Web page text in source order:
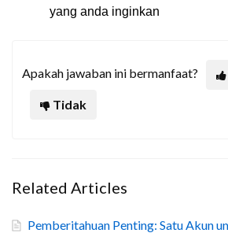
yang anda inginkan
Apakah jawaban ini bermanfaat?
Tidak
Related Articles
Pemberitahuan Penting: Satu Akun